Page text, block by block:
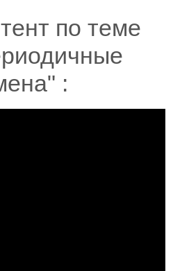
по теме
: